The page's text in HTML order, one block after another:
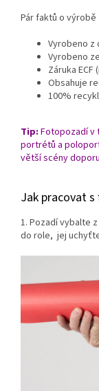
Pár faktů o výrobě
Vyrobeno z
Vyrobeno
Záruka
Obsahuje
100%
Tip: Fotopozadí v
portrétů a
větší scény
Jak pracovat
1. Pozadí vybalte
do role, jej